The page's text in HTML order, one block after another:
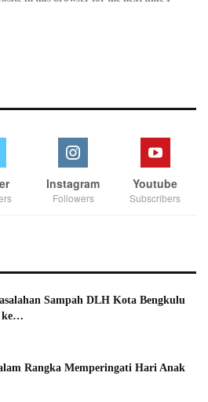
Instagram
Followers
Youtube
Subscribers
Sampah DLH Kota Bengkulu
ke…
Rangka Memperingati Hari Anak